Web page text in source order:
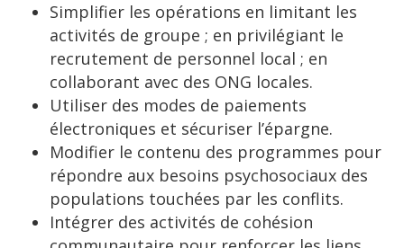
Simplifier les opérations en limitant les
activités de groupe ; en privilégiant le
recrutement de personnel local ; en
collaborant avec des ONG locales.
Utiliser des modes de paiements
électroniques et sécuriser l’épargne.
Modifier le contenu des programmes pour
répondre aux besoins psychosociaux des
populations touchées par les conflits.
Intégrer des activités de cohésion